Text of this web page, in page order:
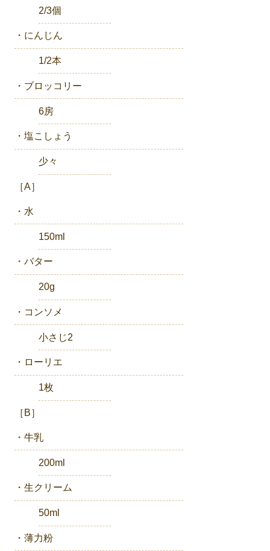
2/3個
・にんじん
1/2本
・ブロッコリー
6房
・塩こしょう
少々
［A］
・水
150ml
・バター
20g
・コンソメ
小さじ2
・ローリエ
1枚
［B］
・牛乳
200ml
・生クリーム
50ml
・薄力粉